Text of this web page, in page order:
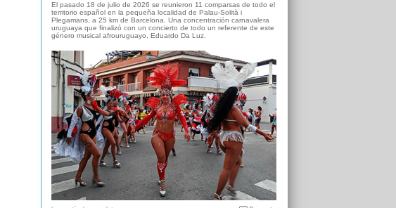
El pasado 18 de julio de 2026 se reunieron 11 comparsas de todo el
territorio español en la pequeña localidad de Palau-Solità i
Plegamans, a 25 km de Barcelona. Una concentración carnavalera
uruguaya que finalizó con un concierto de todo un referente de este
género musical afrouruguayo, Eduardo Da Luz.